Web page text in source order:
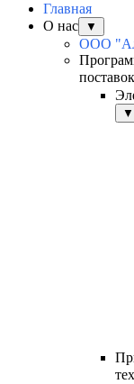
Главная
О нас
▼
ООО
поставок
▼